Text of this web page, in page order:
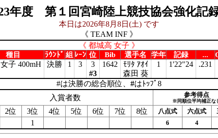
年度 第１回宮崎陸上競技協会強化記
本日は2026年8月8日(土) です
《 TEAM INF 》
《 都城高 女子 》
種目 ﾗｳﾝﾄﾞ 組 ﾚｰﾝ 位 Bib 選手名 学年 記録 ...
子 400mH 決勝 1 3
3
#3
1642
ﾓﾘﾀ ｱｵｲ
森田 葵
1 1'22"24 .231
#は決勝の総合順位、 #はﾄｯﾌﾟ8
入賞者数
参考得点
※同順位平均補正な
2位 3位 4位 5位 6位 7位 8位 八点式 六点式
1 6 4